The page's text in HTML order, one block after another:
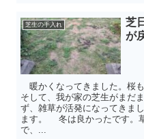
芝生の手入れ
芝
が
暖かくなってきました。桜
そして、我が家の芝生がまだ
ず、雑草が活発になってきま
ます。 冬は良かったです。
で、...